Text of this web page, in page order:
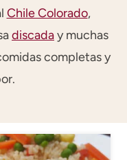
Chile Colorado,
discaday muchas
completas y